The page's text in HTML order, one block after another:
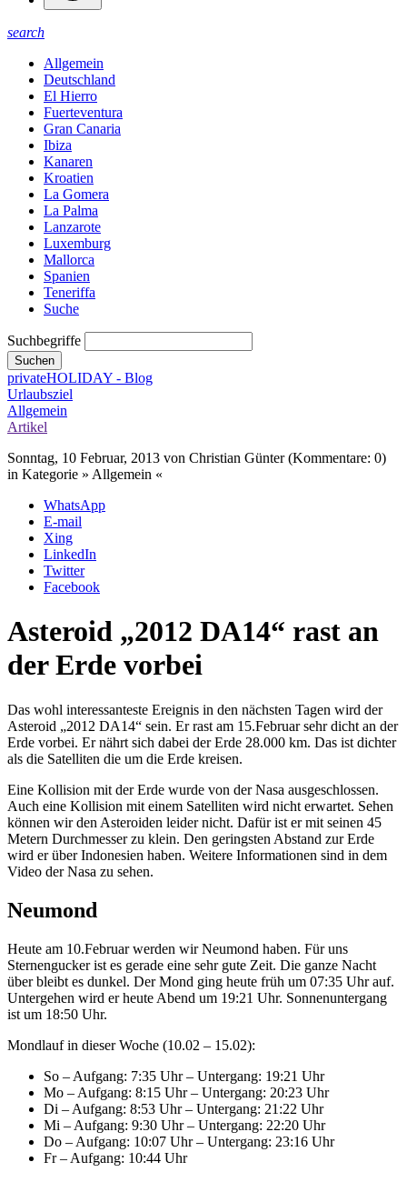
search
Allgemein
Deutschland
El Hierro
Fuerteventura
Gran Canaria
Ibiza
Kanaren
Kroatien
La Gomera
La Palma
Lanzarote
Luxemburg
Mallorca
Spanien
Teneriffa
Suche
Suchbegriffe
Suchen
privateHOLIDAY - Blog
Urlaubsziel
Allgemein
Artikel
Sonntag, 10 Februar, 2013 von Christian Günter (Kommentare: 0)
in Kategorie » Allgemein «
WhatsApp
E-mail
Xing
LinkedIn
Twitter
Facebook
Asteroid „2012 DA14“ rast an
der Erde vorbei
Das wohl interessanteste Ereignis in den nächsten Tagen wird der
Asteroid „2012 DA14“ sein. Er rast am 15.Februar sehr dicht an der
Erde vorbei. Er nährt sich dabei der Erde 28.000 km. Das ist dichter
als die Satelliten die um die Erde kreisen.
Eine Kollision mit der Erde wurde von der Nasa ausgeschlossen.
Auch eine Kollision mit einem Satelliten wird nicht erwartet. Sehen
können wir den Asteroiden leider nicht. Dafür ist er mit seinen 45
Metern Durchmesser zu klein. Den geringsten Abstand zur Erde
wird er über Indonesien haben. Weitere Informationen sind in dem
Video der Nasa zu sehen.
Neumond
Heute am 10.Februar werden wir Neumond haben. Für uns
Sternengucker ist es gerade eine sehr gute Zeit. Die ganze Nacht
über bleibt es dunkel. Der Mond ging heute früh um 07:35 Uhr auf.
Untergehen wird er heute Abend um 19:21 Uhr. Sonnenuntergang
ist um 18:50 Uhr.
Mondlauf in dieser Woche (10.02 – 15.02):
So – Aufgang: 7:35 Uhr – Untergang: 19:21 Uhr
Mo – Aufgang: 8:15 Uhr – Untergang: 20:23 Uhr
Di – Aufgang: 8:53 Uhr – Untergang: 21:22 Uhr
Mi – Aufgang: 9:30 Uhr – Untergang: 22:20 Uhr
Do – Aufgang: 10:07 Uhr – Untergang: 23:16 Uhr
Fr – Aufgang: 10:44 Uhr